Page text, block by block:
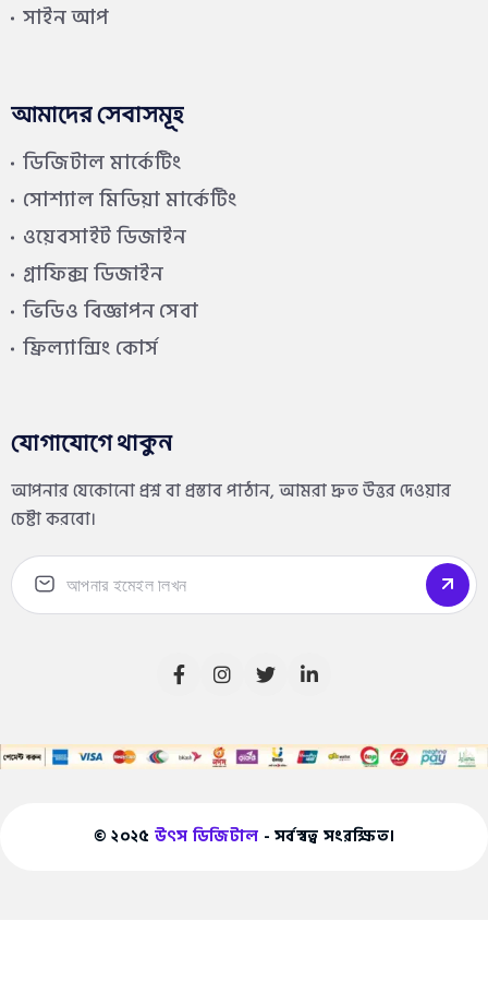
সাইন আপ
আমাদের সেবাসমূহ
ডিজিটাল মার্কেটিং
সোশ্যাল মিডিয়া মার্কেটিং
ওয়েবসাইট ডিজাইন
গ্রাফিক্স ডিজাইন
ভিডিও বিজ্ঞাপন সেবা
ফ্রিল্যান্সিং কোর্স
যোগাযোগে থাকুন
আপনার যেকোনো প্রশ্ন বা প্রস্তাব পাঠান, আমরা দ্রুত উত্তর দেওয়ার
চেষ্টা করবো।
© ২০২৫ উৎস ডিজিটাল - সর্বস্বত্ব সংরক্ষিত।